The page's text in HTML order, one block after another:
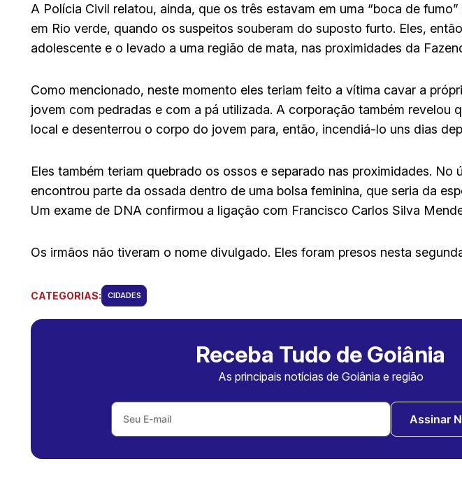
A Polícia Civil relatou, ainda, que os três estavam em uma “boca de
em Rio verde, quando os suspeitos souberam do suposto furto. Eles,
adolescente e o levado a uma região de mata, nas proximidades da
Como mencionado, neste momento eles teriam feito a vítima cavar a
jovem com pedradas e com a pá utilizada. A corporação também revelou
local e desenterrou o corpo do jovem para, então, incendiá-lo uns dias
Eles também teriam quebrado os ossos e separado nas proximidades. No
encontrou parte da ossada dentro de uma bolsa feminina, que seria da
Um exame de DNA confirmou a ligação com Francisco Carlos Silva
Os irmãos não tiveram o nome divulgado. Eles foram presos nesta
CATEGORIAS: CIDADES
Receba Tudo de Goiânia
As principais notícias de Goiânia e região
Assinar